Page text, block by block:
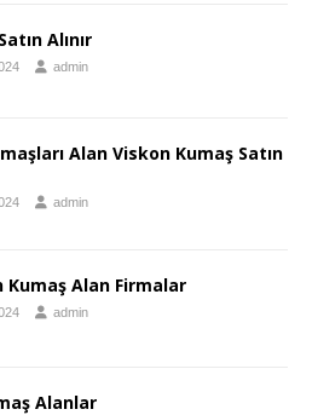
Alınır
admin
Alan Viskon Kumaş Satın
admin
Kumaş Alan Firmalar
admin
Alanlar